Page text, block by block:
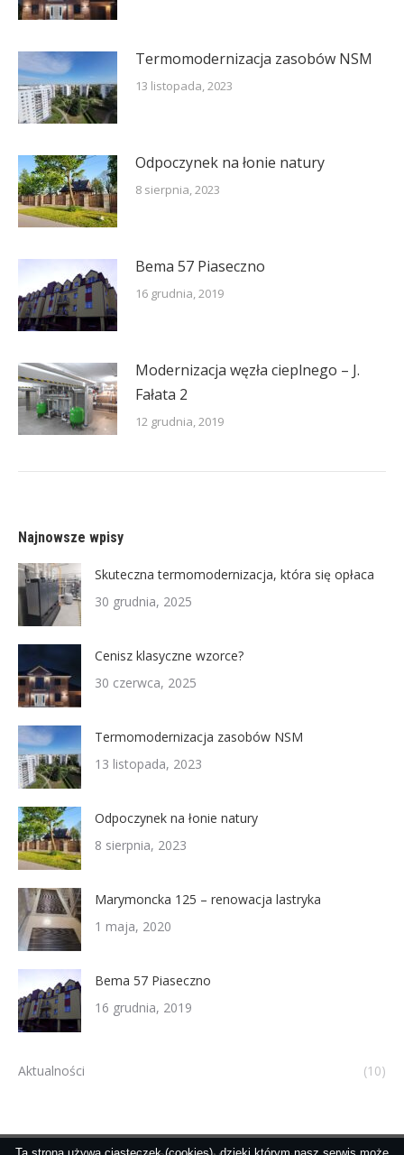
Termomodernizacja zasobów NSM
13 listopada, 2023
Odpoczynek na łonie natury
8 sierpnia, 2023
Bema 57 Piaseczno
16 grudnia, 2019
Modernizacja węzła cieplnego – J.
Fałata 2
12 grudnia, 2019
Najnowsze wpisy
Skuteczna termomodernizacja, która się opłaca
30 grudnia, 2025
Cenisz klasyczne wzorce?
30 czerwca, 2025
Termomodernizacja zasobów NSM
13 listopada, 2023
Odpoczynek na łonie natury
8 sierpnia, 2023
Marymoncka 125 – renowacja lastryka
1 maja, 2020
Bema 57 Piaseczno
16 grudnia, 2019
Aktualności (10)